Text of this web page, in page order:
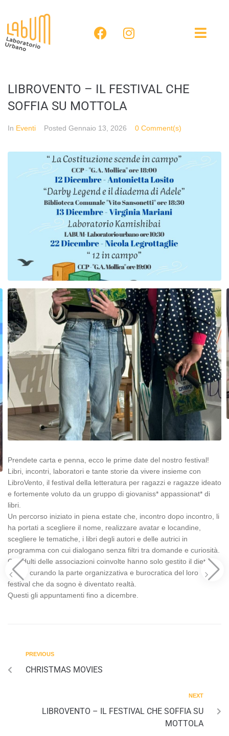
LIBROVENTO – IL FESTIVAL CHE
SOFFIA SU MOTTOLA
In Eventi Posted Gennaio 13, 2026 0 Comment(s)
Prendete carta e penna, ecco le prime date del nostro festival!
Libri, incontri, laboratori e tante storie da vivere insieme con
LibroVento, il festival della letteratura per ragazzi e ragazze ideato
e fortemente voluto da un gruppo di giovaniss* appassionat* di
libri.
Un percorso iniziato in piena estate che, incontro dopo incontro, li
ha portati a scegliere il nome, realizzare avatar e locandine,
scegliere le tematiche, i libri degli autori e delle autrici in
programma con cui dialogano senza filtri tra domande e curiosità.
Gli adulti delle associazioni coinvolte hanno solo gestito il dietro le
quinte curando la parte organizzativa e burocratica del loro
festival che da sogno è diventato realtà.
Questi gli appuntamenti fino a dicembre.
PREVIOUS
CHRISTMAS MOVIES
NEXT
LIBROVENTO – IL FESTIVAL CHE SOFFIA SU
MOTTOLA